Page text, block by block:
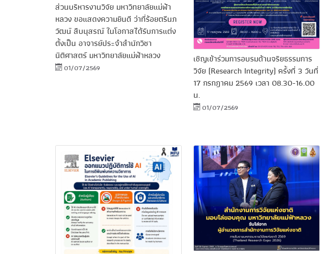
ส่วนบริหารงานวิจัย มหาวิทยาลัยแม่ฟ้า
หลวง ขอแสดงความยินดี ว่าที่ร้อยตรีนภ
วัฒน์ สืบนุสรณ์ ในโอกาสได้รับการแต่ง
ตั้งเป็น อาจารย์ประจำสำนักวิชา
นิติศาสตร์ มหาวิทยาลัยแม่ฟ้าหลวง
01/07/2569
เชิญเข้าร่วมการอบรมด้านจริยธรรมการ
วิจัย (Research Integrity) ครั้งที่ 3 วันที่
17 กรกฎาคม 2569 เวลา 08.30-16.00
น.
01/07/2569